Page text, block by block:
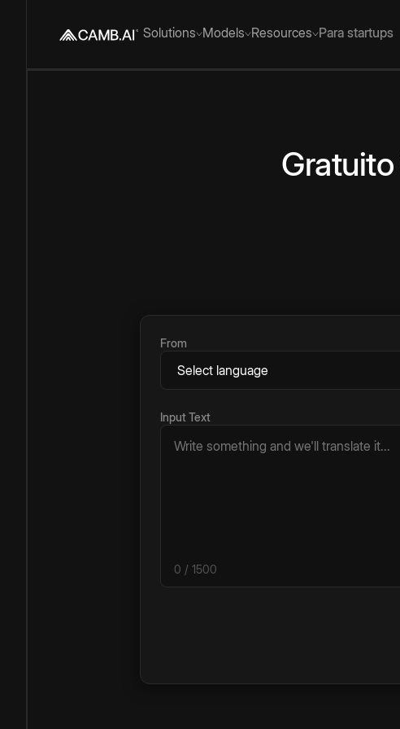
Solutions Models Resources Para startups
Gratuito
From
Input Text
0 / 1500